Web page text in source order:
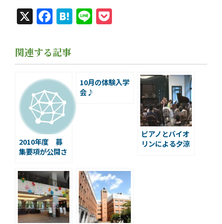
X Facebook
Hatena
Line
関連する記事
2010年度 募
集要項が公開さ
10月の体験入学
会♪
ピアノとバイオ
リンによる夕涼